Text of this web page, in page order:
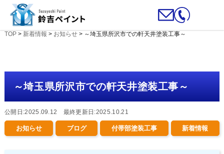
TOP> 新着情報 > お知らせ> ～埼玉県所沢市での軒天井塗装工事～
～埼玉県所沢市での軒天井塗装工事～
公開日:2025.09.12 最終更新日:2025.10.21
お知らせ ブログ 付帯部塗装工事 新着情報